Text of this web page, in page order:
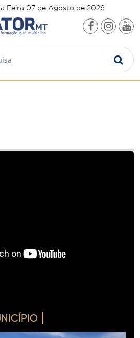
Feira 07 de Agosto de 2026